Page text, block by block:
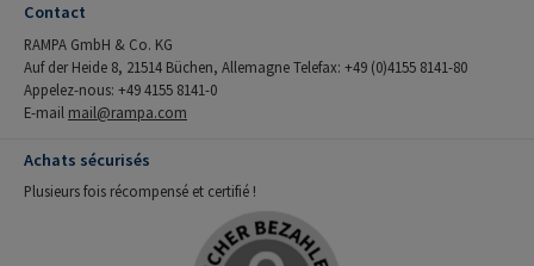
Contact
RAMPA GmbH & Co. KG
Auf der Heide 8, 21514 Büchen, Allemagne Telefax: +49 (0)4155 8141-80
Appelez-nous: +49 4155 8141-0
E-mail mail@rampa.com
Achats sécurisés
Plusieurs fois récompensé et certifié !